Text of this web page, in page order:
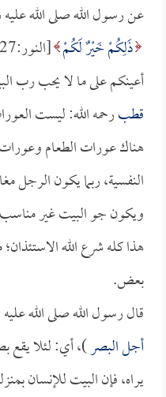
عن رسول الله صلى الله
ذَلِكُمْ خَيْرٌ لَكُمْ
أعينكم على ما لا يحب رب
قطبرحمه الله: ليست
هناك عورات الطعام
النفسية، ربما يكون الرجل
ويكون جو البيت غير
هذا كله شرع الله
بعض.
قال رسول الله صلى الله
أجل البصر)، أي: لئلا يقع
يراه، فإن البيت للإنسان